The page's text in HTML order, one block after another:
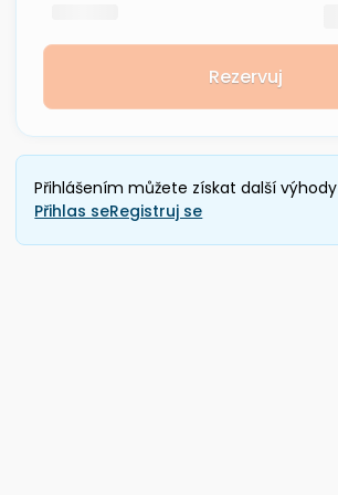
Rezervuj
Přihlášením můžete získat další výhody
Přihlas seRegistruj se